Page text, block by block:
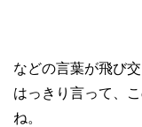
などの言葉が飛び交
はっきり言って、
ね。